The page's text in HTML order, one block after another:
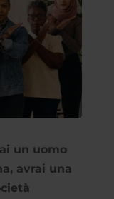
un uomo
avrai una